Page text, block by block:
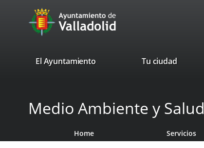
Portal
Web
Ayuntamiento
Valladolid
valladolid.es
El Ayuntamiento Tu ciudad
Medio Ambiente y Salud
Home Servicios